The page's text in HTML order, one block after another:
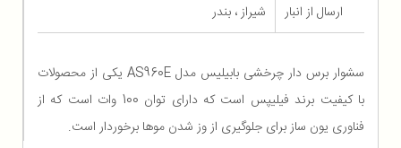
ارسال از انبار
شیراز ، بندر
سشوار برس دار چرخشی بابیلیس مدل AS960E یکی از محصولات
با کیفیت برند فیلیپس است که دارای توان 100 وات است که از
فناوری یون ساز برای جلوگیری از وز شدن موها برخوردار است.